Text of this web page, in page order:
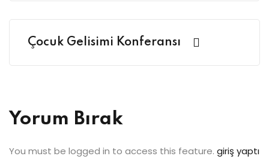
Çocuk Gelisimi Konferansı
Yorum Bırak
You must be logged in to access this feature. giriş yaptı